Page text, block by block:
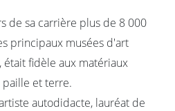
de sa carrière plus de 8 000
principaux musées d'art
fidèle aux matériaux
paille et terre.
autodidacte, lauréat de